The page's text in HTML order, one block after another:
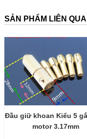
SẢN PHẨM LIÊN
Đầu giữ khoan Kiểu 5
motor 3.17mm